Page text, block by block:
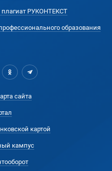
плагиат РУКОНТЕКСТ
образования
сайта
картой
кампус